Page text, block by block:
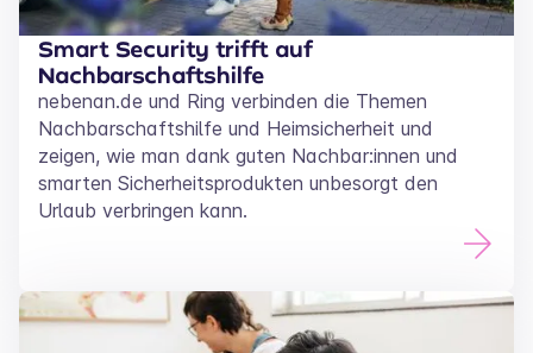
Smart Security trifft auf
Nachbarschaftshilfe
nebenan.de und Ring verbinden die Themen
Nachbarschaftshilfe und Heimsicherheit und
zeigen, wie man dank guten Nachbar:innen und
smarten Sicherheitsprodukten unbesorgt den
Urlaub verbringen kann.